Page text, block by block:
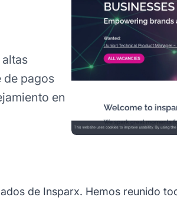
de pagos
en
de Insparx. Hemos reunido